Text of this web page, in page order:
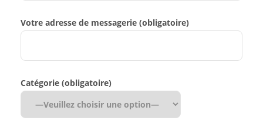
Votre adresse de messagerie (obligatoire)
Catégorie (obligatoire)